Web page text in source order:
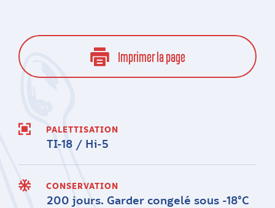
Imprimer la page
PALETTISATION
TI-18 / Hi-5
CONSERVATION
200 jours. Garder congelé sous -18°C